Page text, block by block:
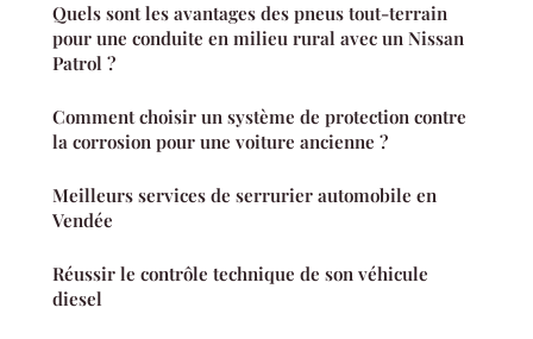
Quels sont les avantages des pneus tout-terrain
pour une conduite en milieu rural avec un Nissan
Patrol ?
Comment choisir un système de protection contre
la corrosion pour une voiture ancienne ?
Meilleurs services de serrurier automobile en
Vendée
Réussir le contrôle technique de son véhicule
diesel